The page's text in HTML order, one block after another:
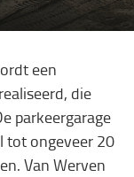
een
die
parkeergarage
tot ongeveer 20
Van Werven